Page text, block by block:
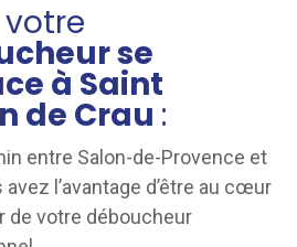
votre
se
à Saint
de Crau :
entre Salon-de-Provence et
l’avantage d’être au cœur
de votre déboucheur